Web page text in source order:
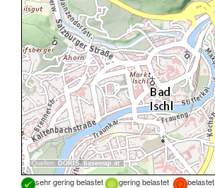
Quellen: DORIS, basemap.at
sehr gering belastet gering belastet
belastet